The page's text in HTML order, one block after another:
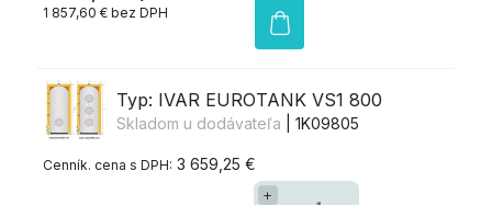
1 857,60 € bez DPH
Typ: IVAR EUROTANK VS1 800
Skladom u dodávateľa | 1K09805
3 659,25 €
+